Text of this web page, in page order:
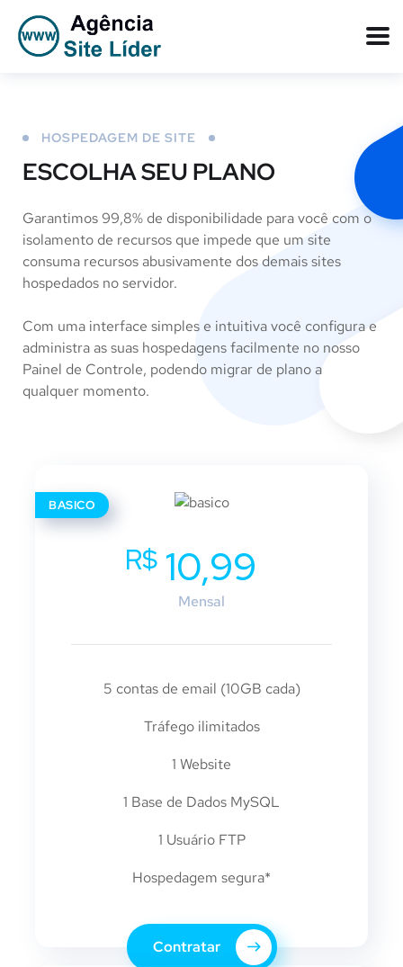
HOSPEDAGEM DE SITE
ESCOLHA SEU PLANO
Garantimos 99,8% de disponibilidade para você com o
isolamento de recursos que impede que um site
consuma recursos abusivamente dos demais sites
hospedados no servidor.
Com uma interface simples e intuitiva você configura e
administra as suas hospedagens facilmente no nosso
Painel de Controle, podendo migrar de plano a
qualquer momento.
BASICO
R$10,99
Mensal
5 contas de email (10GB cada)
Tráfego ilimitados
1 Website
1 Base de Dados MySQL
1 Usuário FTP
Hospedagem segura*
Contratar